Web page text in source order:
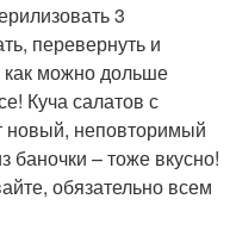
3
перевернуть и
как можно дольше
Куча салатов с
новый, неповторимый
баночки – тоже вкусно!
обязательно всем